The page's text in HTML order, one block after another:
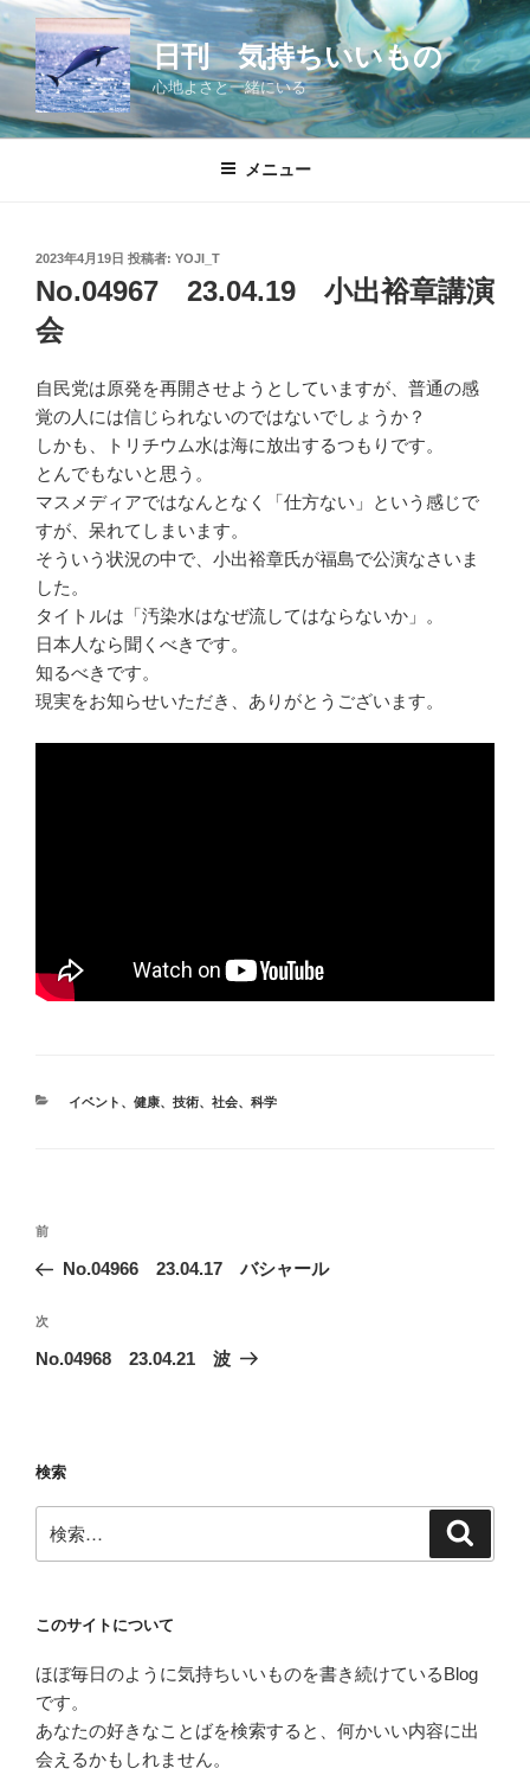
コ
ン
テ
ツ
日刊 気持ちいいもの
心地よさと一緒にいる
メニュー
投
稿
日:
2023年4月19日 投稿者: YOJI_T
No.04967 23.04.19 小出裕章講演
会
自民党は原発を再開させようとしていますが、普通の感
覚の人には信じられないのではないでしょうか？
しかも、トリチウム水は海に放出するつもりです。
とんでもないと思う。
マスメディアではなんとなく「仕方ない」という感じで
すが、呆れてしまいます。
そういう状況の中で、小出裕章氏が福島で公演なさいま
した。
タイトルは「汚染水はなぜ流してはならないか」。
日本人なら聞くべきです。
知るべきです。
現実をお知らせいただき、ありがとうございます。
カ
イベント 、 健康、 技術、 社会、 科学
投
ナ
ビ
ゲ
ン
前
の
稿
前
No.04966 23.04.17 バシャール
次
の
次
No.04968 23.04.21 波
検索
索:
このサイトについて
ほぼ毎日のように気持ちいいものを書き続けているBlog
です。
あなたの好きなことばを検索すると、何かいい内容に出
会えるかもしれません。